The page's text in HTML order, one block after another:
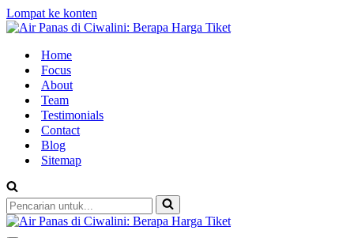
Lompat ke konten
Home
Focus
About
Team
Testimonials
Contact
Blog
Sitemap
Pencarian
untuk...